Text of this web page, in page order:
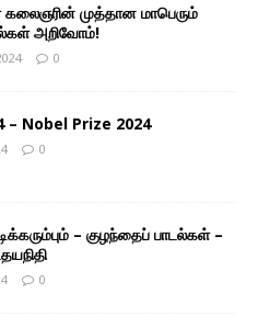
கலைஞரின் முத்தான மாபெரும்
அறிவோம்!
0
– Nobel Prize 2024
0
– குழந்தைப் பாடல்கள் –
0